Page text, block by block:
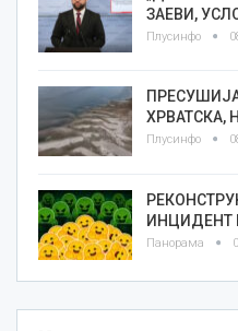
ЗАЕВИ,
Плусинфо
ХРВАТСКА,
Плусинфо
ИНЦИДЕНТ
Панорама